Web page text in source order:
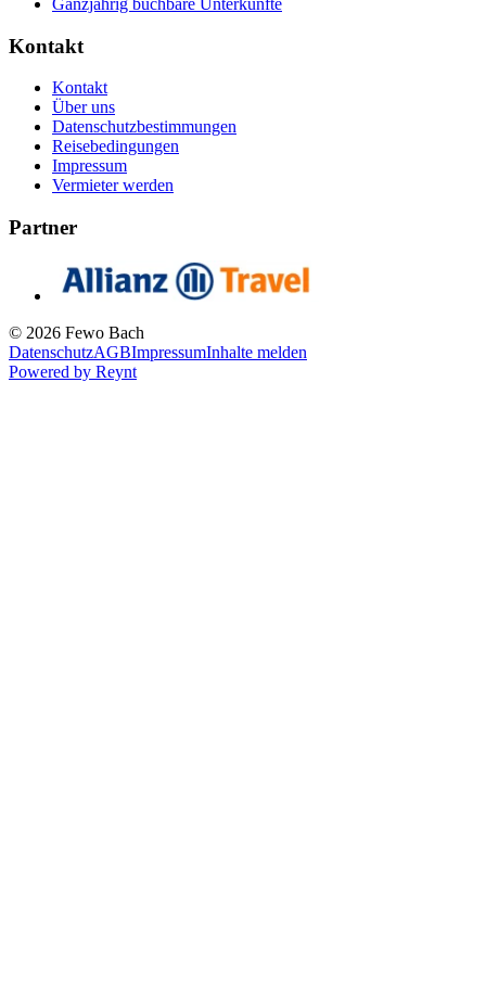
Kontakt
Kontakt
Über uns
Datenschutzbestimmungen
Reisebedingungen
Impressum
Vermieter werden
Partner
© 2026 Fewo Bach
DatenschutzAGBImpressumInhalte melden
Powered by Reynt